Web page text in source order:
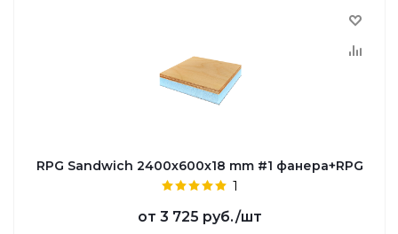
RPG Sandwich 2400х600х18 mm #1 фанера+RPG
1
от 3 725 руб./шт